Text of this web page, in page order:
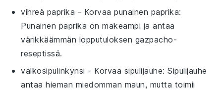
vihreä paprika - Korvaapunainen paprika:
Punainen paprika on makeampi ja antaa
värikkäämmän lopputuloksen gazpacho-
reseptissä.
valkosipulinkynsi - Korvaa sipulijauhe: Sipulijauhe
antaa hieman miedomman maun, mutta toimii